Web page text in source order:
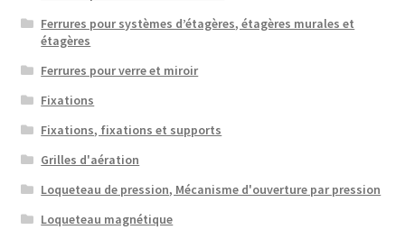
Ferrures pour systèmes d’étagères, étagères murales et
étagères
Ferrures pour verre et miroir
Fixations
Fixations, fixations et supports
Grilles d'aération
Loqueteau de pression, Mécanisme d'ouverture par pression
Loqueteau magnétique